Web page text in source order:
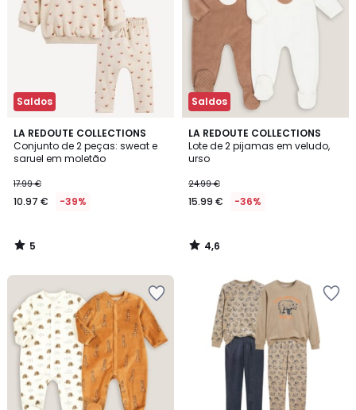
Saldos
LA REDOUTE COLLECTIONS
Conjunto de 2 peças: sweat e
saruel em moletão
17.99 €
10.97 € -39%
5
/
5
5
/
Saldos
LA REDOUTE COLLECTIONS
Lote de 2 pijamas em veludo,
urso
24.99 €
15.99 € -36%
4,6
/ 5
4,6
/